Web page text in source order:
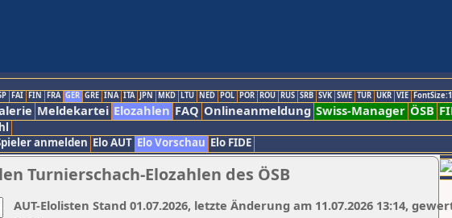
FAI FIN FRA GER GRE INA ITA JPN MKD LTU NED POL POR ROU RUS SRB SVK SWE TUR UKR VIE
Meldekartei Elozahlen FAQ Onlineanmeldung Swiss-Manager ÖSB
anmelden Elo AUT Elo Vorschau Elo FIDE
Turnierschach-Elozahlen des ÖSB
AUT-Elolisten Stand 01.07.2026, letzte Änderung am 11.07.2026 13:14,